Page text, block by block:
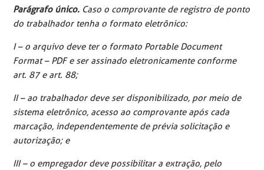
Parágrafo único. Caso o comprovante de registro de ponto
do trabalhador tenha o formato eletrônico:​
I – o arquivo deve ter o formato Portable Document
Format – PDF e ser assinado eletronicamente conforme
art. 87 e art. 88;​
II – ao trabalhador deve ser disponibilizado, por meio de
sistema eletrônico, acesso ao comprovante após cada
marcação, independentemente de prévia solicitação e
autorização; e​
III – o empregador deve possibilitar a extração, pelo